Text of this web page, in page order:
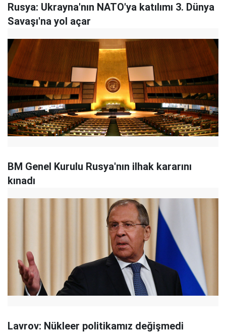
Rusya: Ukrayna'nın NATO'ya katılımı 3. Dünya
Savaşı'na yol açar
BM Genel Kurulu Rusya'nın ilhak kararını
kınadı
Lavrov: Nükleer politikamız değişmedi